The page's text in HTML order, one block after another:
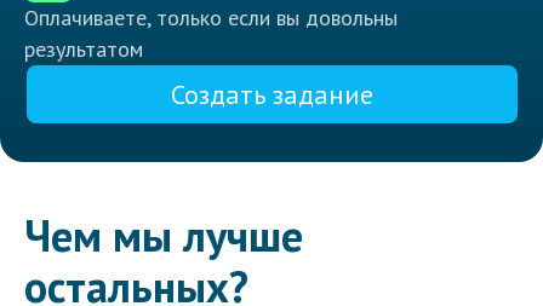
Оплачиваете, только если вы довольны
результатом
Создать задание
Чем мы лучше
остальных?